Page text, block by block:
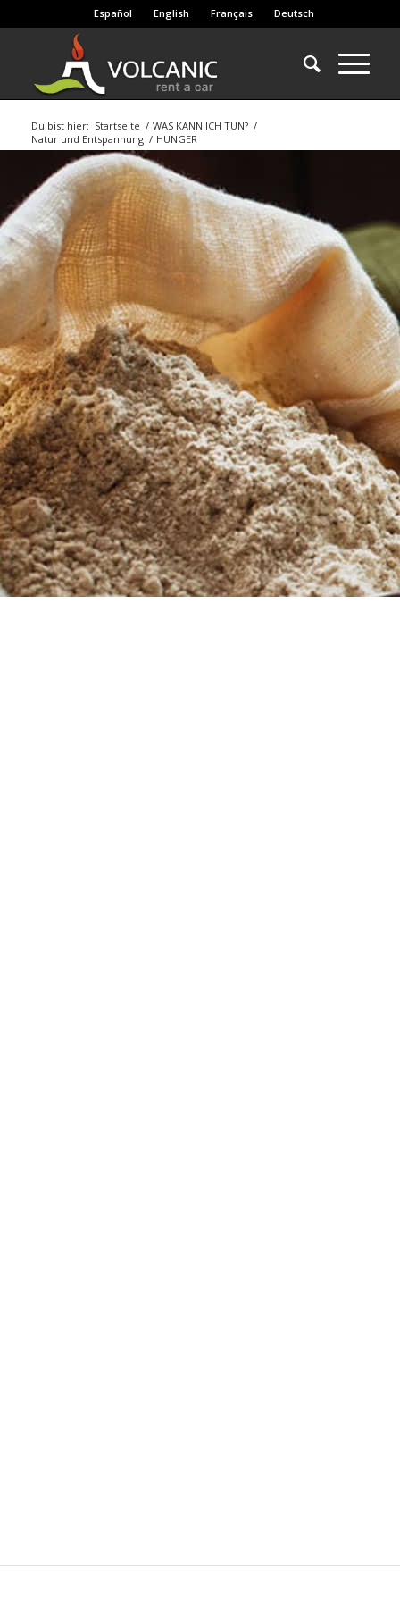
Español English Français Deutsch
Du bist hier: Startseite / WAS KANN ICH TUN? /
Natur und Entspannung / HUNGER